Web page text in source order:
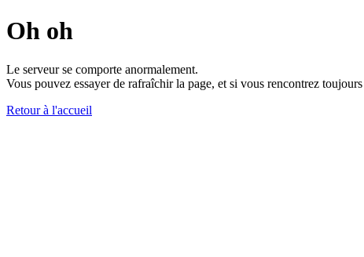
Oh oh
Le serveur se comporte anormalement.
Vous pouvez essayer de rafraîchir la page, et si vous rencontrez
Retour à l'accueil